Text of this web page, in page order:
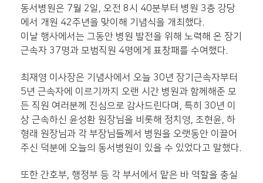
동서병원은 7월 2일, 오전 8시 40분부터 병원 3층 강당
에서 개원 42주년을 맞이해 기념식을 개최했다.
이날 행사에서는 그동안 병원 발전을 위해 노력해 온 장기
근속자 37명과 모범직원 4명에게 표창패를 수여했다.
최재영 이사장은 기념사에서 오늘 30년 장기근속자부터
5년 근속자에 이르기까지 오랜 시간 병원과 함께해준 모
든 직원 여러분께 진심으로 감사드린다며, 특히 30년 이
상 근속하신 윤성환 원장님을 비롯해 정치영, 조현윤, 하
형래 원장님과 각 부장님들께서 병원을 오랫동안 이끌어
주신 덕분에 오늘의 동서병원이 있을 수 있었다고 말했다.
또한 간호부, 행정부 등 각 부서에서 맡은 바 역할을 충실